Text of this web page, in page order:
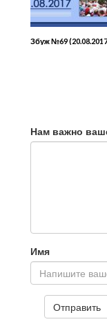
Збуж №69
Нам важно
Имя